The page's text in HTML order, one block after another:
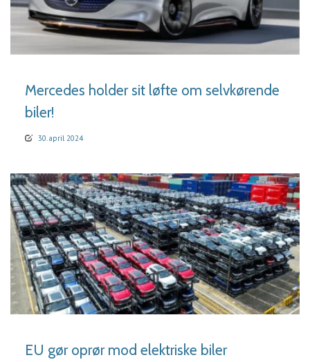
LÆS MERE
Mercedes holder sit løfte om selvkørende
biler!
30. april 2024
LÆS MERE
EU gør oprør mod elektriske biler